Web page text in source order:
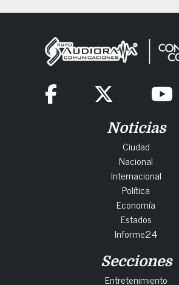
Noticias
Ciudad
Nacional
Internacional
Política
Economía
Estados
Informe24
Secciones
Entretenimiento